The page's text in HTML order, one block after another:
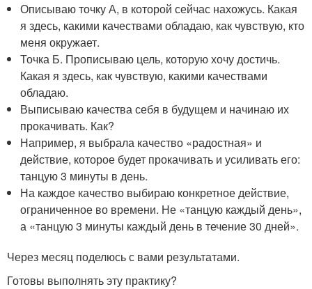
Описываю точку А, в которой сейчас нахожусь. Какая
я здесь, какими качествами обладаю, как чувствую, кто
меня окружает.
Точка Б. Прописываю цель, которую хочу достичь.
Какая я здесь, как чувствую, какими качествами
обладаю.
Выписываю качества себя в будущем и начинаю их
прокачивать. Как?
Например, я выбрала качество «радостная» и
действие, которое будет прокачивать и усиливать его:
танцую 3 минуты в день.
На каждое качество выбираю конкретное действие,
ограниченное во времени. Не «танцую каждый день»,
а «танцую 3 минуты каждый день в течение 30 дней».
Через месяц поделюсь с вами результатами.
Готовы выполнять эту практику?